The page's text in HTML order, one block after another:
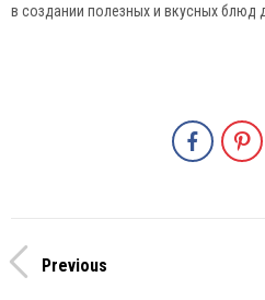
в создании полезных и вкусных блюд
Previous